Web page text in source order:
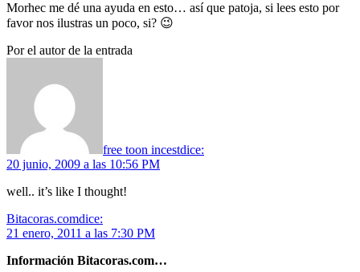
Morhec me dé una ayuda en esto… así que patoja, si lees esto por
favor nos ilustras un poco, si? 😉
Por el autor de la entrada
free toon incestdice:
20 junio, 2009 a las 10:56 PM
well.. it’s like I thought!
Bitacoras.comdice:
21 enero, 2011 a las 7:30 PM
Información Bitacoras.com…